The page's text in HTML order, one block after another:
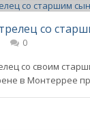
со
0
со своим
в Монтеррее